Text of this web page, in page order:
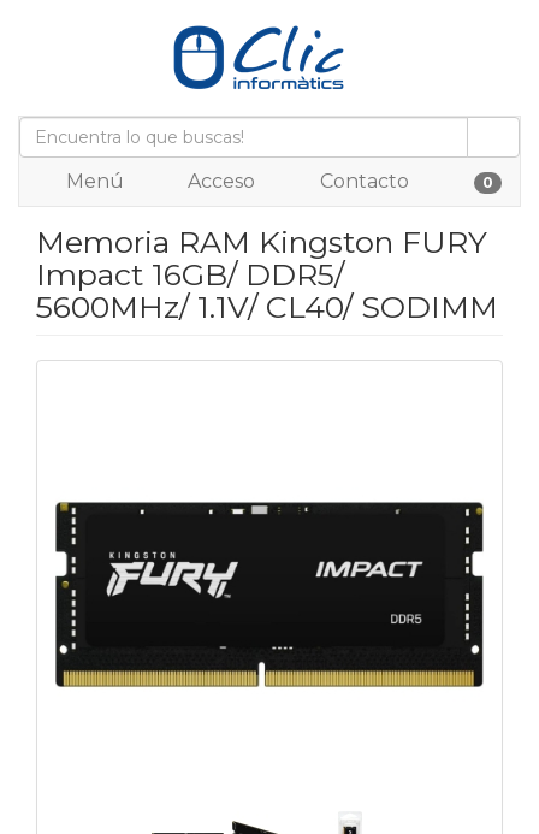
Menú Acceso Contacto 0
Memoria RAM Kingston FURY
Impact 16GB/ DDR5/
5600MHz/ 1.1V/ CL40/ SODIMM